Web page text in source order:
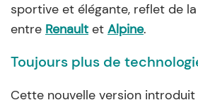
sportive et élégante, reflet de
entre Renault et Alpine.
Toujours plus de
Cette nouvelle version introduit